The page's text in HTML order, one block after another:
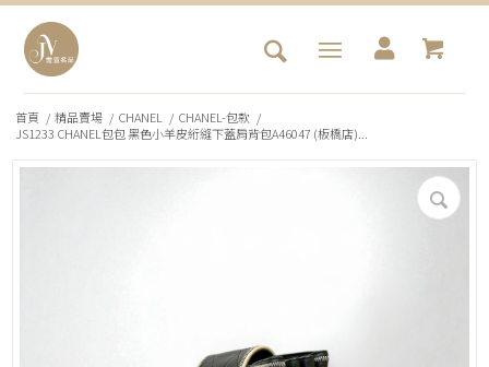
首頁 / 精品賣場 / CHANEL / CHANEL-包款 /
JS1233 CHANEL包包 黑色小羊皮絎縫下蓋肩背包A46047 (板橋店)...